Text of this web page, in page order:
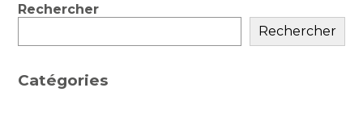
Blog
Rechercher
Rechercher
Catégories